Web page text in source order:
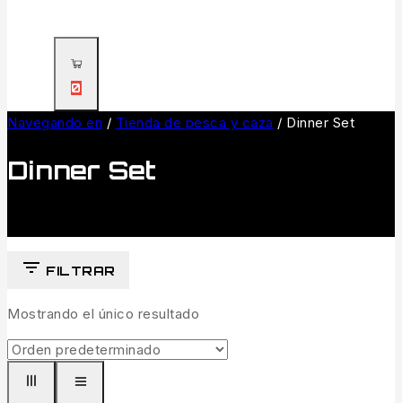
0
Navegando en / Tienda de pesca y caza / Dinner Set
Dinner Set
FILTRAR
Mostrando el único resultado